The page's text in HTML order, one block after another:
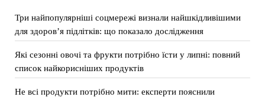
Три найпопулярніші соцмережі визнали найшкідливішими
для здоров’я підлітків: що показало дослідження
Які сезонні овочі та фрукти потрібно їсти у липні: повний
список найкорисніших продуктів
Не всі продукти потрібно мити: експерти пояснили